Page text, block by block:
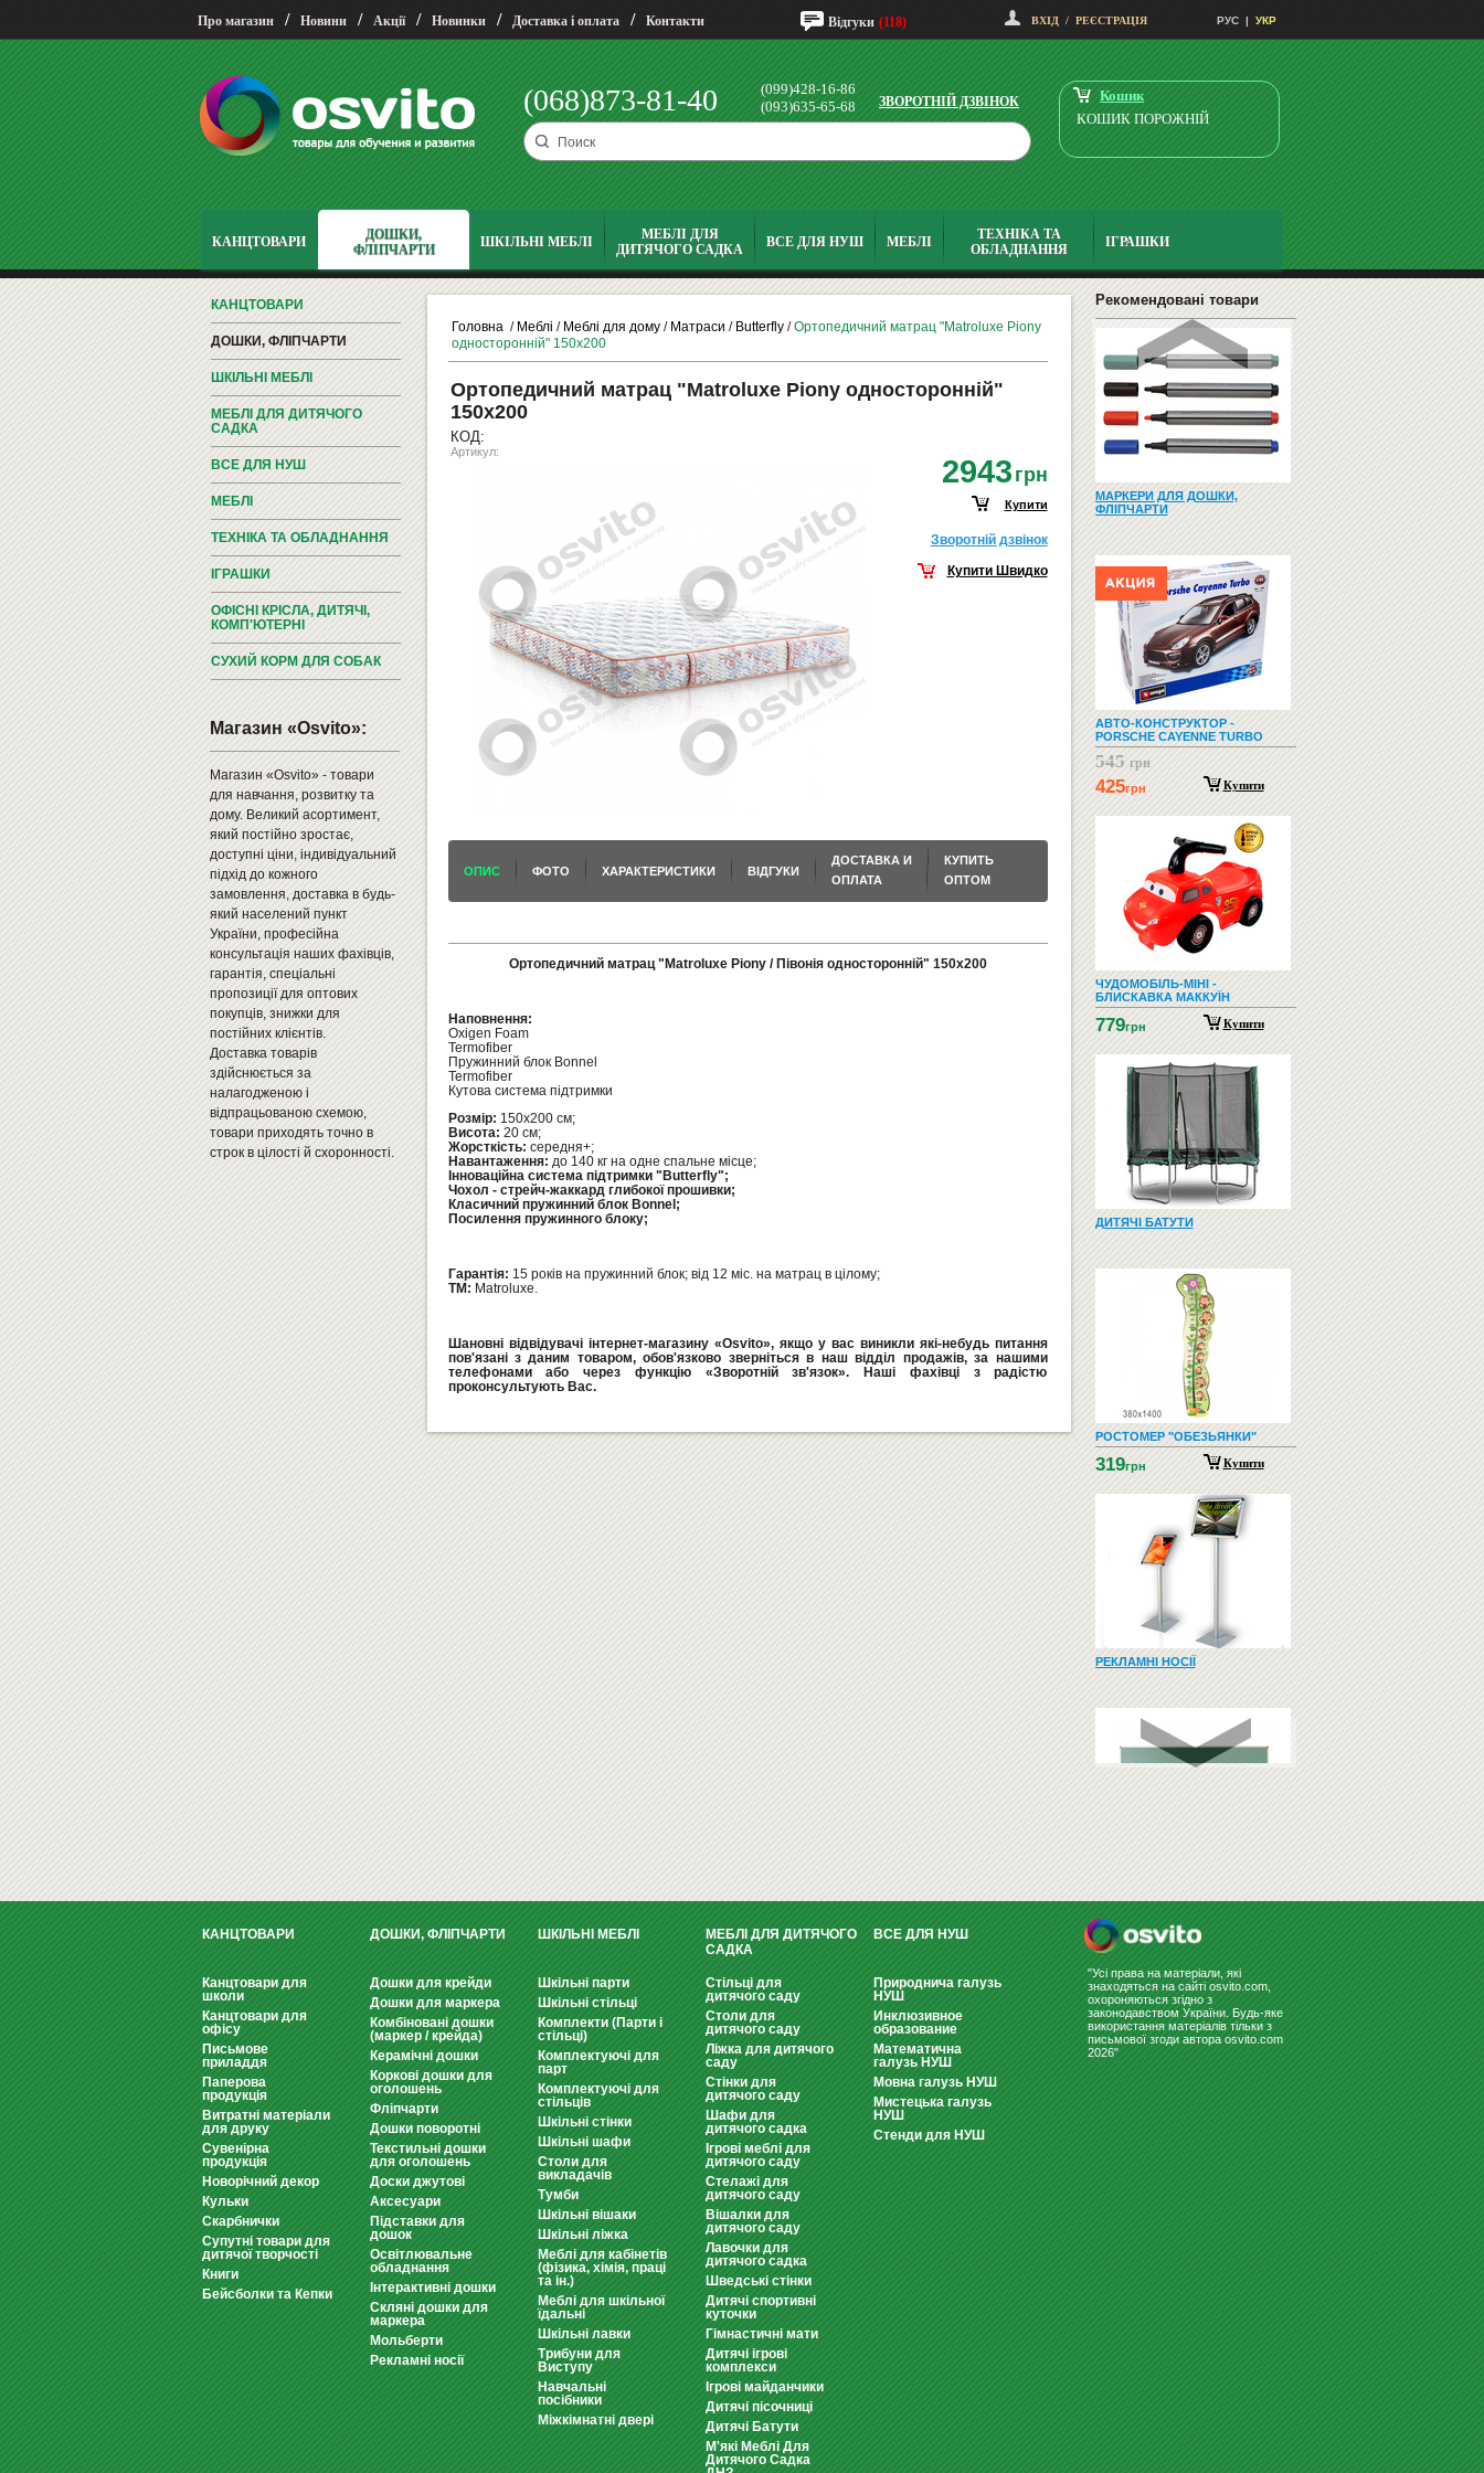
Про магазин / Новини / Акції / Новинки / Доставка і оплата / Контакти Відгуки (118) ВХІД / РЕЄСТРАЦІЯ РУС | УКР
(068)873-81-40
(099)428-16-86
(093)635-65-68
ЗВОРОТНІЙ ДЗВІНОК
Кошик
КОШИК ПОРОЖНІЙ
КАНЦТОВАРИ
ДОШКИ,
ФЛІПЧАРТИ
ШКІЛЬНІ МЕБЛІ
МЕБЛІ ДЛЯ
ДИТЯЧОГО САДКА
ВСЕ ДЛЯ НУШ МЕБЛІ
ТЕХНІКА ТА
ОБЛАДНАННЯ
ІГРАШКИ
КАНЦТОВАРИ
ДОШКИ, ФЛІПЧАРТИ
ШКІЛЬНІ МЕБЛІ
МЕБЛІ ДЛЯ ДИТЯЧОГО
САДКА
ВСЕ ДЛЯ НУШ
МЕБЛІ
ТЕХНІКА ТА ОБЛАДНАННЯ
ІГРАШКИ
ОФІСНІ КРІСЛА, ДИТЯЧІ,
КОМП'ЮТЕРНІ
СУХИЙ КОРМ ДЛЯ СОБАК
Магазин «Osvito»:
Магазин «Osvito» - товари
для навчання, розвитку та
дому. Великий асортимент,
який постійно зростає,
доступні ціни, індивідуальний
підхід до кожного
замовлення, доставка в будь-
який населений пункт
України, професійна
консультація наших фахівців,
гарантія, спеціальні
пропозиції для оптових
покупців, знижки для
постійних клієнтів.
Доставка товарів
здійснюється за
налагодженою і
відпрацьованою схемою,
товари приходять точно в
строк в цілості й схоронності.
Головна / Меблі / Меблі для дому / Матраси / Butterfly /Ортопедичний матрац "Matroluxe Piony
односторонній" 150х200
Ортопедичний матрац "Matroluxe Piony односторонній"
150х200
КОД:
Артикул:
2943 грн
Купити
Зворотнiй дзвiнок
Купити Швидко
ОПИС ФОТО ХАРАКТЕРИСТИКИ ВІДГУКИ
ДОСТАВКА И
ОПЛАТА
КУПИТЬ
ОПТОМ
Ортопедичний матрац "Matroluxe Piony / Півонія односторонній" 150х200
Наповнення:
Oxigen Foam
Termofiber
Пружинний блок Bonnel
Termofiber
Кутова система підтримки
Розмір: 150х200 см;
Висота: 20 см;
Жорсткість: середня+;
Навантаження: до 140 кг на одне спальне місце;
Інноваційна система підтримки "Butterfly";
Чохол - стрейч-жаккард глибокої прошивки;
Класичний пружинний блок Bonnel;
Посилення пружинного блоку;
Гарантія: 15 років на пружинний блок; від 12 міс. на матрац в цілому;
ТМ: Matroluxe.
Шановні відвідувачі інтернет-магазину «Osvito», якщо у вас виникли які-небудь питання
пов'язані з даним товаром, обов'язково зверніться в наш відділ продажів, за нашими
телефонами або через функцію «Зворотній зв'язок». Наші фахівці з радістю
проконсультують Вас.
Рекомендовані товари
65000
35000грн Купити
ФЛІПЧАРТ ДЛЯ МАРКЕРА НА
ПІДСТАВЦІ 65X100
3469грн
3399грн Купити
МАРКЕРИ ДЛЯ ДОШКИ,
ФЛІПЧАРТИ
АВТО-КОНСТРУКТОР -
PORSCHE CAYENNE TURBO
545 грн
425грн Купити
ЧУДОМОБІЛЬ-МІНІ -
БЛИСКАВКА МАККУЇН
779грн Купити
ДИТЯЧІ БАТУТИ
РОСТОМЕР "ОБЕЗЬЯНКИ"
319грн Купити
РЕКЛАМНІ НОСІЇ
КАНЦТОВАРИ
Канцтовари для
школи
Канцтовари для
офісу
Письмове
приладдя
Паперова
продукція
Витратні матеріали
для друку
Сувенірна
продукція
Новорічний декор
Кульки
Скарбнички
Супутні товари для
дитячої творчості
Книги
Бейсболки та Кепки
ДОШКИ, ФЛІПЧАРТИ
Дошки для крейди
Дошки для маркера
Комбіновані дошки
(маркер / крейда)
Керамічні дошки
Коркові дошки для
оголошень
Фліпчарти
Дошки поворотні
Текстильні дошки
для оголошень
Доски джутові
Аксесуари
Підставки для
дошок
Освітлювальне
обладнання
Інтерактивні дошки
Скляні дошки для
маркера
Мольберти
Рекламні носії
ШКІЛЬНІ МЕБЛІ
Шкільні парти
Шкільні стільці
Комплекти (Парти і
стільці)
Комплектуючі для
парт
Комплектуючі для
стільців
Шкільні стінки
Шкільні шафи
Столи для
викладачів
Тумби
Шкільні вішаки
Шкільні ліжка
Меблі для кабінетів
(фізика, хімія, праці
та ін.)
Меблі для шкільної
їдальні
Шкільні лавки
Трибуни для
Виступу
Навчальні
посібники
Міжкімнатні двері
МЕБЛІ ДЛЯ ДИТЯЧОГО
САДКА
Стільці для
дитячого саду
Столи для
дитячого саду
Ліжка для дитячого
саду
Стінки для
дитячого саду
Шафи для
дитячого садка
Ігрові меблі для
дитячого саду
Стелажі для
дитячого саду
Вішалки для
дитячого саду
Лавочки для
дитячого садка
Шведські стінки
Дитячі спортивні
куточки
Гімнастичні мати
Дитячі ігрові
комплекси
Ігрові майданчики
Дитячі пісочниці
Дитячі Батути
М'які Меблі Для
Дитячого Садка
ВСЕ ДЛЯ НУШ
Природнича галузь
НУШ
Инклюзивное
образование
Математична
галузь НУШ
Мовна галузь НУШ
Мистецька галузь
НУШ
Стенди для НУШ
"Усі права на матеріали, які
знаходяться на сайті osvito.com,
охороняються згідно з
законодавством України. Будь-яке
використання матеріалів тільки з
письмової згоди автора osvito.com
2026"